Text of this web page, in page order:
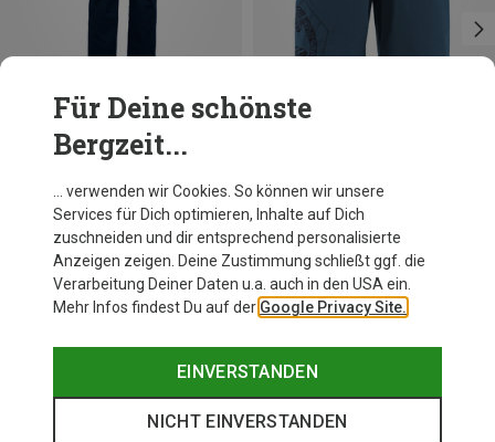
Du sparst 19%
Für Deine schönste
Bergzeit...
… verwenden wir Cookies. So können wir unsere
Services für Dich optimieren, Inhalte auf Dich
zuschneiden und dir entsprechend personalisierte
Anzeigen zeigen. Deine Zustimmung schließt ggf. die
Verarbeitung Deiner Daten u.a. auch in den USA ein.
Mehr Infos findest Du auf der Google Privacy Site.
EINVERSTANDEN
NICHT EINVERSTANDEN